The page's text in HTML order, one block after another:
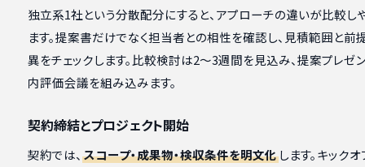
独立系1社という分散配分にすると、アプローチの違いが比較し
ます。提案書だけでなく担当者との相性を確認し、見積範囲と前
異をチェックします。比較検討は2〜3週間を見込み、提案プレゼ
内評価会議を組み込みます。
契約締結とプロジェクト開始
契約では、 スコープ・成果物・検収条件を明文化します。キック